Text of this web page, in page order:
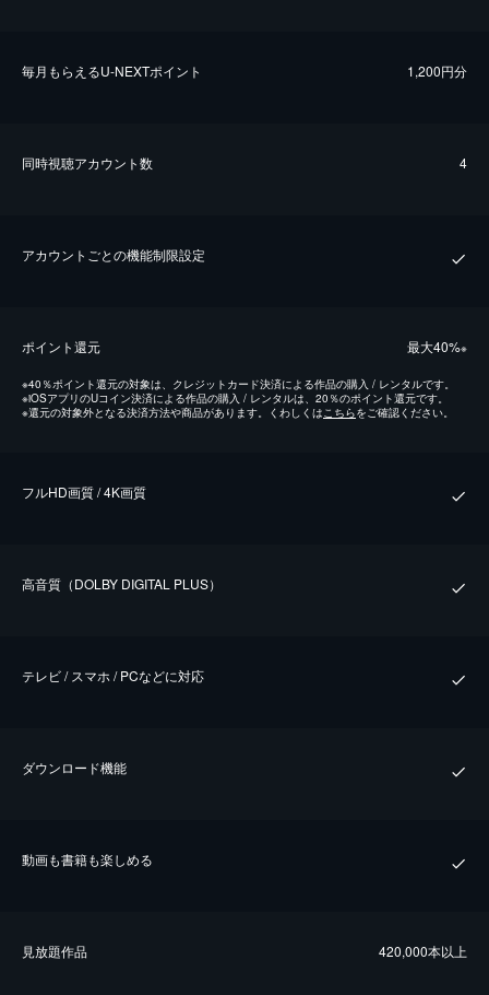
毎⽉もらえるU-NEXTポイント 1,200円分
同時視聴アカウント数 4
アカウントごとの機能制限設定
ポイント還元 最⼤40%※
※40％ポイント還元の対象は、クレジットカード決済による作品の購入 / レンタルです。
※iOSアプリのUコイン決済による作品の購入 / レンタルは、20％のポイント還元です。
※還元の対象外となる決済方法や商品があります。くわしくはこちらをご確認ください。
フルHD画質 / 4K画質
⾼⾳質（DOLBY DIGITAL PLUS）
テレビ / スマホ / PCなどに対応
ダウンロード機能
動画も書籍も楽しめる
⾒放題作品 420,000本以上